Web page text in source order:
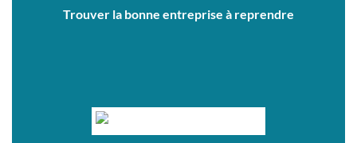
Trouver la bonne entreprise à reprendre